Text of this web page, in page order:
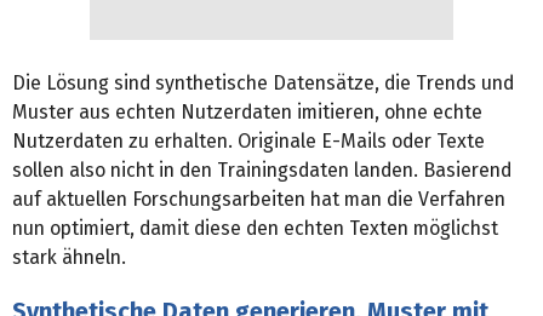
Die Lösung sind synthetische Datensätze, die Trends und
Muster aus echten Nutzerdaten imitieren, ohne echte
Nutzerdaten zu erhalten. Originale E-Mails oder Texte
sollen also nicht in den Trainingsdaten landen. Basierend
auf aktuellen Forschungsarbeiten hat man die Verfahren
nun optimiert, damit diese den echten Texten möglichst
stark ähneln.